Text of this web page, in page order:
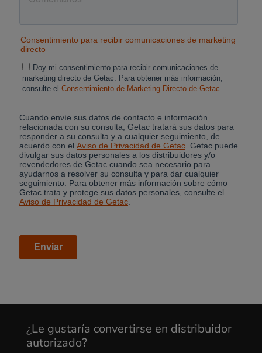
¿Le gustaría convertirse en distribuidor
autorizado?